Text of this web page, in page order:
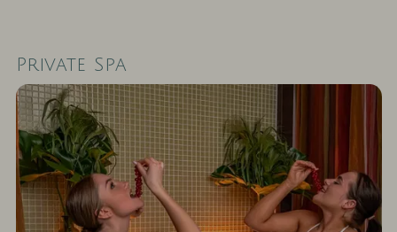
Private Spa